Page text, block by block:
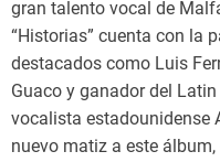
gran talento vocal de
“Historias” cuenta con la
destacados como Luis
Guaco y ganador del
vocalista estadounidense
nuevo matiz a este